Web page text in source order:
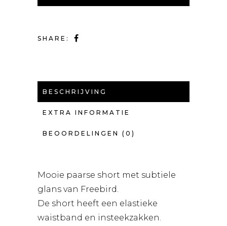
SHARE:
BESCHRIJVING
EXTRA INFORMATIE
BEOORDELINGEN (0)
Mooie paarse short met subtiele
glans van Freebird.
De short heeft een elastieke
waistband en insteekzakken.